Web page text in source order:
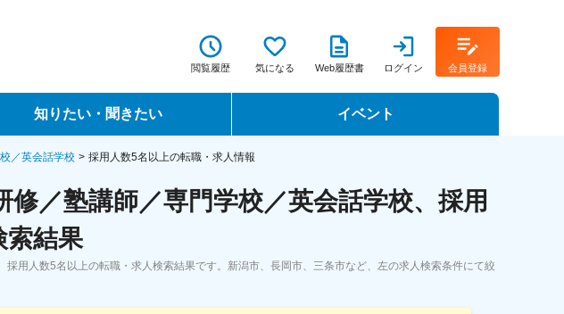
閲覧履歴 気になる Web履歴書 ログイン 会員登録
知りたい・聞きたい
ノウハウ
タで見る転職
ム・インタビュー
イベント
転職イベント・転職セミナー
転職フェア
／英会話学校 採用人数5名以上の転職・求人情報
／塾講師／専門学校／英会話学校、採用
索結果
用人数5名以上の転職・求人検索結果です。新潟市、長岡市、三条市など、左の求人検索条件にて絞